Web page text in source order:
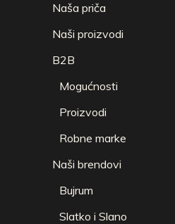
Naša priča
Naši proizvodi
B2B
Mogućnosti
Proizvodi
Robne marke
Naši brendovi
Bujrum
Slatko i Slano